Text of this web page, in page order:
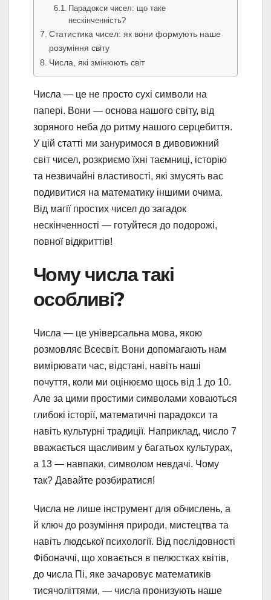
Парадокси чисел: що таке
нескінченність?
Статистика чисел: як вони формують наше
розуміння світу
Числа, які змінюють світ
Числа — це не просто сухі символи на
папері. Вони — основа нашого світу, від
зоряного неба до ритму нашого серцебиття.
У цій статті ми зануримося в дивовижний
світ чисел, розкриємо їхні таємниці, історію
та незвичайні властивості, які змусять вас
подивитися на математику іншими очима.
Від магії простих чисел до загадок
нескінченності — готуйтеся до подорожі,
повної відкриттів!
Чому числа такі
особливі?
Числа — це універсальна мова, якою
розмовляє Всесвіт. Вони допомагають нам
вимірювати час, відстані, навіть наші
почуття, коли ми оцінюємо щось від 1 до 10.
Але за цими простими символами ховаються
глибокі історії, математичні парадокси та
навіть культурні традиції. Наприклад, число 7
вважається щасливим у багатьох культурах,
а 13 — навпаки, символом невдачі. Чому
так? Давайте розбиратися!
Числа не лише інструмент для обчислень, а
й ключ до розуміння природи, мистецтва та
навіть людської психології. Від послідовності
Фібоначчі, що ховається в пелюстках квітів,
до числа Пі, яке зачаровує математиків
тисячоліттями, — числа пронизують наше